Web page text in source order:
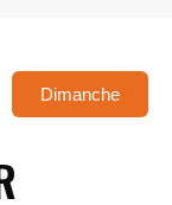
Dimanche